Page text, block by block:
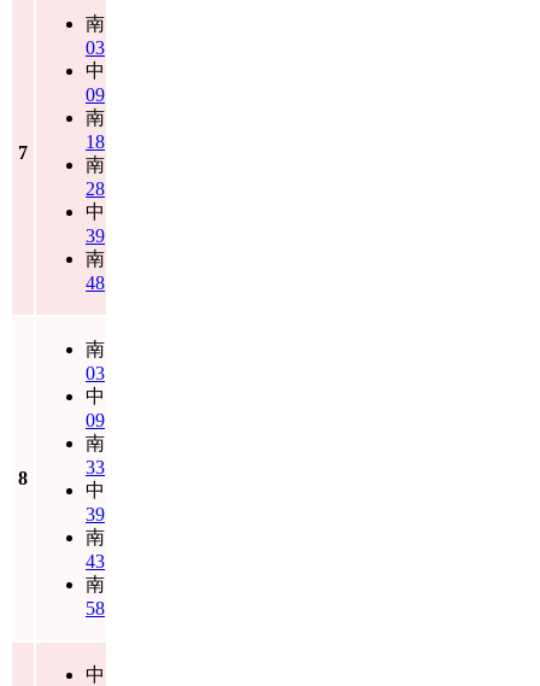
7
南
03
中
09
南
18
南
28
中
39
南
48
8
南
03
中
09
南
33
中
39
南
43
南
58
中